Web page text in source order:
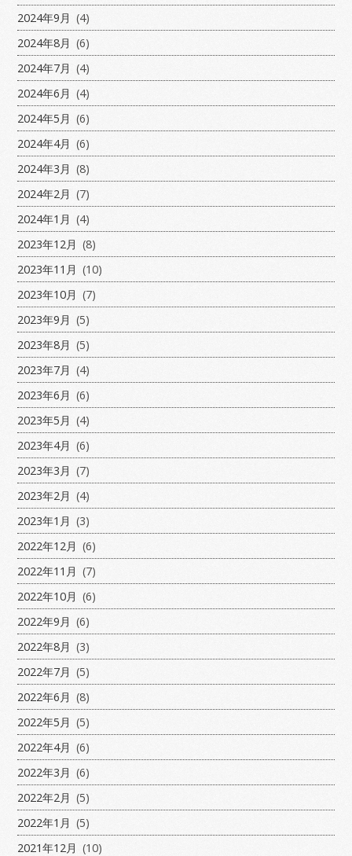
2024年9月 (4)
2024年8月 (6)
2024年7月 (4)
2024年6月 (4)
2024年5月 (6)
2024年4月 (6)
2024年3月 (8)
2024年2月 (7)
2024年1月 (4)
2023年12月 (8)
2023年11月 (10)
2023年10月 (7)
2023年9月 (5)
2023年8月 (5)
2023年7月 (4)
2023年6月 (6)
2023年5月 (4)
2023年4月 (6)
2023年3月 (7)
2023年2月 (4)
2023年1月 (3)
2022年12月 (6)
2022年11月 (7)
2022年10月 (6)
2022年9月 (6)
2022年8月 (3)
2022年7月 (5)
2022年6月 (8)
2022年5月 (5)
2022年4月 (6)
2022年3月 (6)
2022年2月 (5)
2022年1月 (5)
2021年12月 (10)